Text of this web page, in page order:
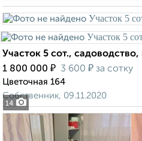
14
Участок 5 сот., садоводство,
1 800 000 ₽ 3 600 ₽ за сотку
Цветочная 164
Собственник, 09.11.2020